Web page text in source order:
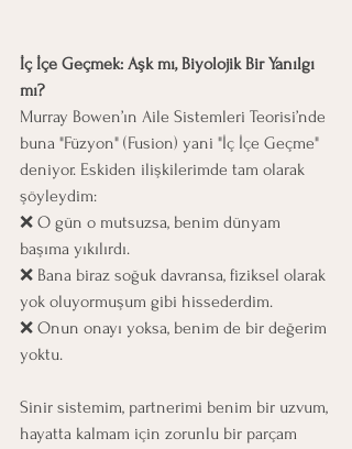
İç İçe Geçmek: Aşk mı, Biyolojik Bir Yanılgı
mı?
Murray Bowen’ın Aile Sistemleri Teorisi’nde
buna "Füzyon" (Fusion) yani "İç İçe Geçme"
deniyor. Eskiden ilişkilerimde tam olarak
şöyleydim:
❌ O gün o mutsuzsa, benim dünyam
başıma yıkılırdı.
❌ Bana biraz soğuk davransa, fiziksel olarak
yok oluyormuşum gibi hissederdim.
❌ Onun onayı yoksa, benim de bir değerim
yoktu.
Sinir sistemim, partnerimi benim bir uzvum,
hayatta kalmam için zorunlu bir parçam